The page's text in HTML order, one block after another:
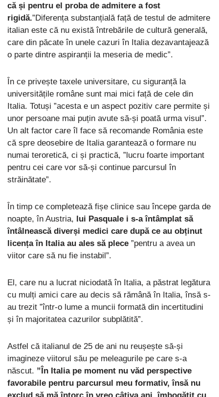
că și pentru el proba de admitere a fost
rigidă.”Diferența substanțială față de testul de admitere
italian este că nu există întrebările de cultură generală,
care din păcate în unele cazuri în Italia dezavantajează
o parte dintre aspiranții la meseria de medic”.
În ce privește taxele universitare, cu siguranță la
universitățile române sunt mai mici față de cele din
Italia. Totuși ”acesta e un aspect pozitiv care permite și
unor persoane mai puțin avute să-și poată urma visul”.
Un alt factor care îl face să recomande România este
că spre deosebire de Italia garantează o formare nu
numai teroretică, ci și practică, ”lucru foarte important
pentru cei care vor să-și continue parcursul în
străinătate”.
În timp ce completează fișe clinice sau începe garda de
noapte, în Austria, lui Pasquale i s-a întâmplat să
întâlnească diverși medici care după ce au obținut
licența în Italia au ales să plece ”pentru a avea un
viitor care să nu fie instabil”.
El, care nu a lucrat niciodată în Italia, a păstrat legătura
cu mulți amici care au decis să rămână în Italia, însă s-
au trezit ”într-o lume a muncii formată din incertitudini
și în majoritatea cazurilor subplătită”.
Astfel că italianul de 25 de ani nu reușește să-și
imagineze viitorul său pe meleagurile pe care s-a
născut. ”În Italia pe moment nu văd perspective
favorabile pentru parcursul meu formativ, însă nu